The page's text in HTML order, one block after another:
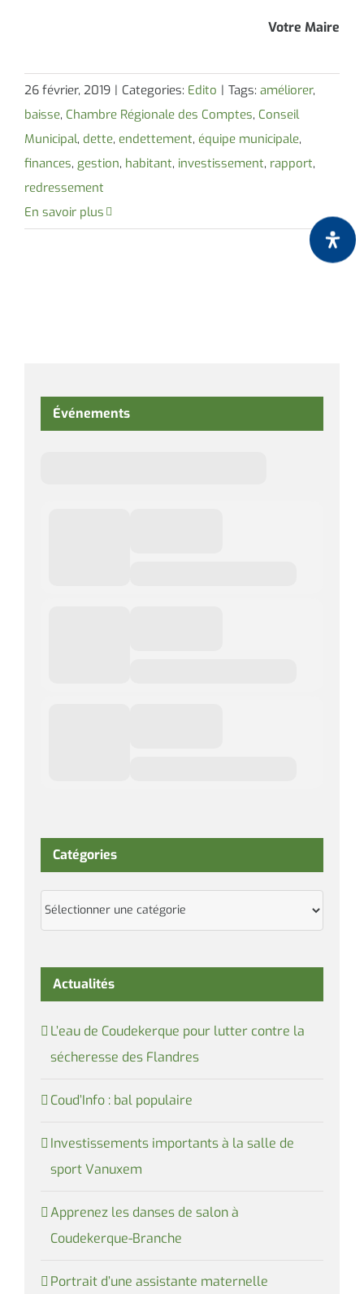
Votre Maire
26 février, 2019 | Categories: Edito | Tags: améliorer,
baisse, Chambre Régionale des Comptes, Conseil
Municipal, dette, endettement, équipe municipale,
finances, gestion, habitant, investissement, rapport,
redressement
En savoir plus
Événements
Catégories
Catégories
Actualités
L’eau de Coudekerque pour lutter contre la
sécheresse des Flandres
Coud’Info : bal populaire
Investissements importants à la salle de
sport Vanuxem
Apprenez les danses de salon à
Coudekerque-Branche
Portrait d’une assistante maternelle